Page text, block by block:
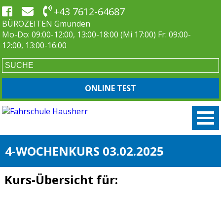
+43 7612-64687
BÜROZEITEN Gmunden
Mo-Do: 09:00-12:00, 13:00-18:00 (Mi 17:00) Fr: 09:00-
12:00, 13:00-16:00
ONLINE TEST
4-WOCHENKURS 03.02.2025
Kurs-Übersicht für: